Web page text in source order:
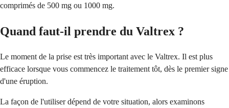
comprimés de 500 mg ou 1000 mg.
Quand faut-il prendre du Valtrex ?
Le moment de la prise est très important avec le Valtrex. Il est plus
efficace lorsque vous commencez le traitement tôt, dès le premier signe
d'une éruption.
La façon de l'utiliser dépend de votre situation, alors examinons